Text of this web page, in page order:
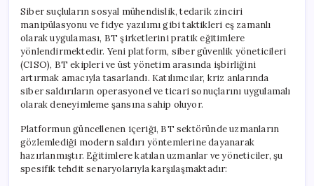
Siber suçluların sosyal mühendislik, tedarik zinciri
manipülasyonu ve fidye yazılımı gibi taktikleri eş zamanlı
olarak uygulaması, BT şirketlerini pratik eğitimlere
yönlendirmektedir. Yeni platform, siber güvenlik yöneticileri
(CISO), BT ekipleri ve üst yönetim arasında işbirliğini
artırmak amacıyla tasarlandı. Katılımcılar, kriz anlarında
siber saldırıların operasyonel ve ticari sonuçlarını uygulamalı
olarak deneyimleme şansına sahip oluyor.
Platformun güncellenen içeriği, BT sektöründe uzmanların
gözlemlediği modern saldırı yöntemlerine dayanarak
hazırlanmıştır. Eğitimlere katılan uzmanlar ve yöneticiler, şu
spesifik tehdit senaryolarıyla karşılaşmaktadır: